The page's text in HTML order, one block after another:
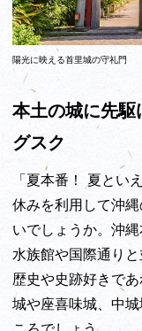
陽光に映える首里城の守礼門
本土の城に先
グスク
「夏本番！ 夏とい
休みを利用して沖
いでしょうか。沖
水族館や国際通り
歴史や史跡好きで
城や座喜味城、中